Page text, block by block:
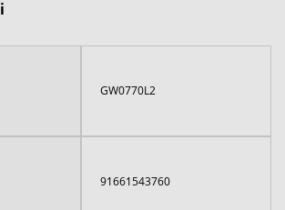
GW0770L2
91661543760